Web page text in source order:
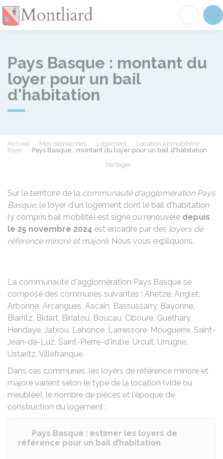
Pays Basque : montant du
loyer pour un bail
d'habitation
Accueil Mes démarches Logement
Location immobilière :
loyer
Pays Basque : montant du loyer pour un bail d'habitation
Partager
Sur le territoire de la communauté d'agglomération Pays
Basque, le loyer d'un logement dont le bail d'habitation
(y compris bail mobilité) est signé ou renouvelé depuis
le 25 novembre 2024 est encadré par des loyers de
référence minoré et majoré. Nous vous expliquons.
La communauté d'agglomération Pays Basque se
compose des communes suivantes : Ahetze, Anglet,
Arbonne, Arcangues, Ascain, Bassussarry, Bayonne,
Biarritz, Bidart, Biriatou, Boucau, Ciboure, Guéthary,
Hendaye, Jatxou, Lahonce, Larressore, Mouguerre, Saint-
Jean-de-Luz, Saint-Pierre-d'Irube, Urcuit, Urrugne,
Ustaritz, Villefranque.
Dans ces communes, les loyers de référence minoré et
majoré varient selon le type de la location (vide ou
meublée), le nombre de pièces et l'époque de
construction du logement :
Pays Basque : estimer les loyers de
référence pour un bail d’habitation